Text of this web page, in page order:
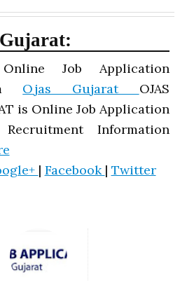
Job Application
Ojas Gujarat OJAS
is Online Job Application
Information
| Facebook | Twitter